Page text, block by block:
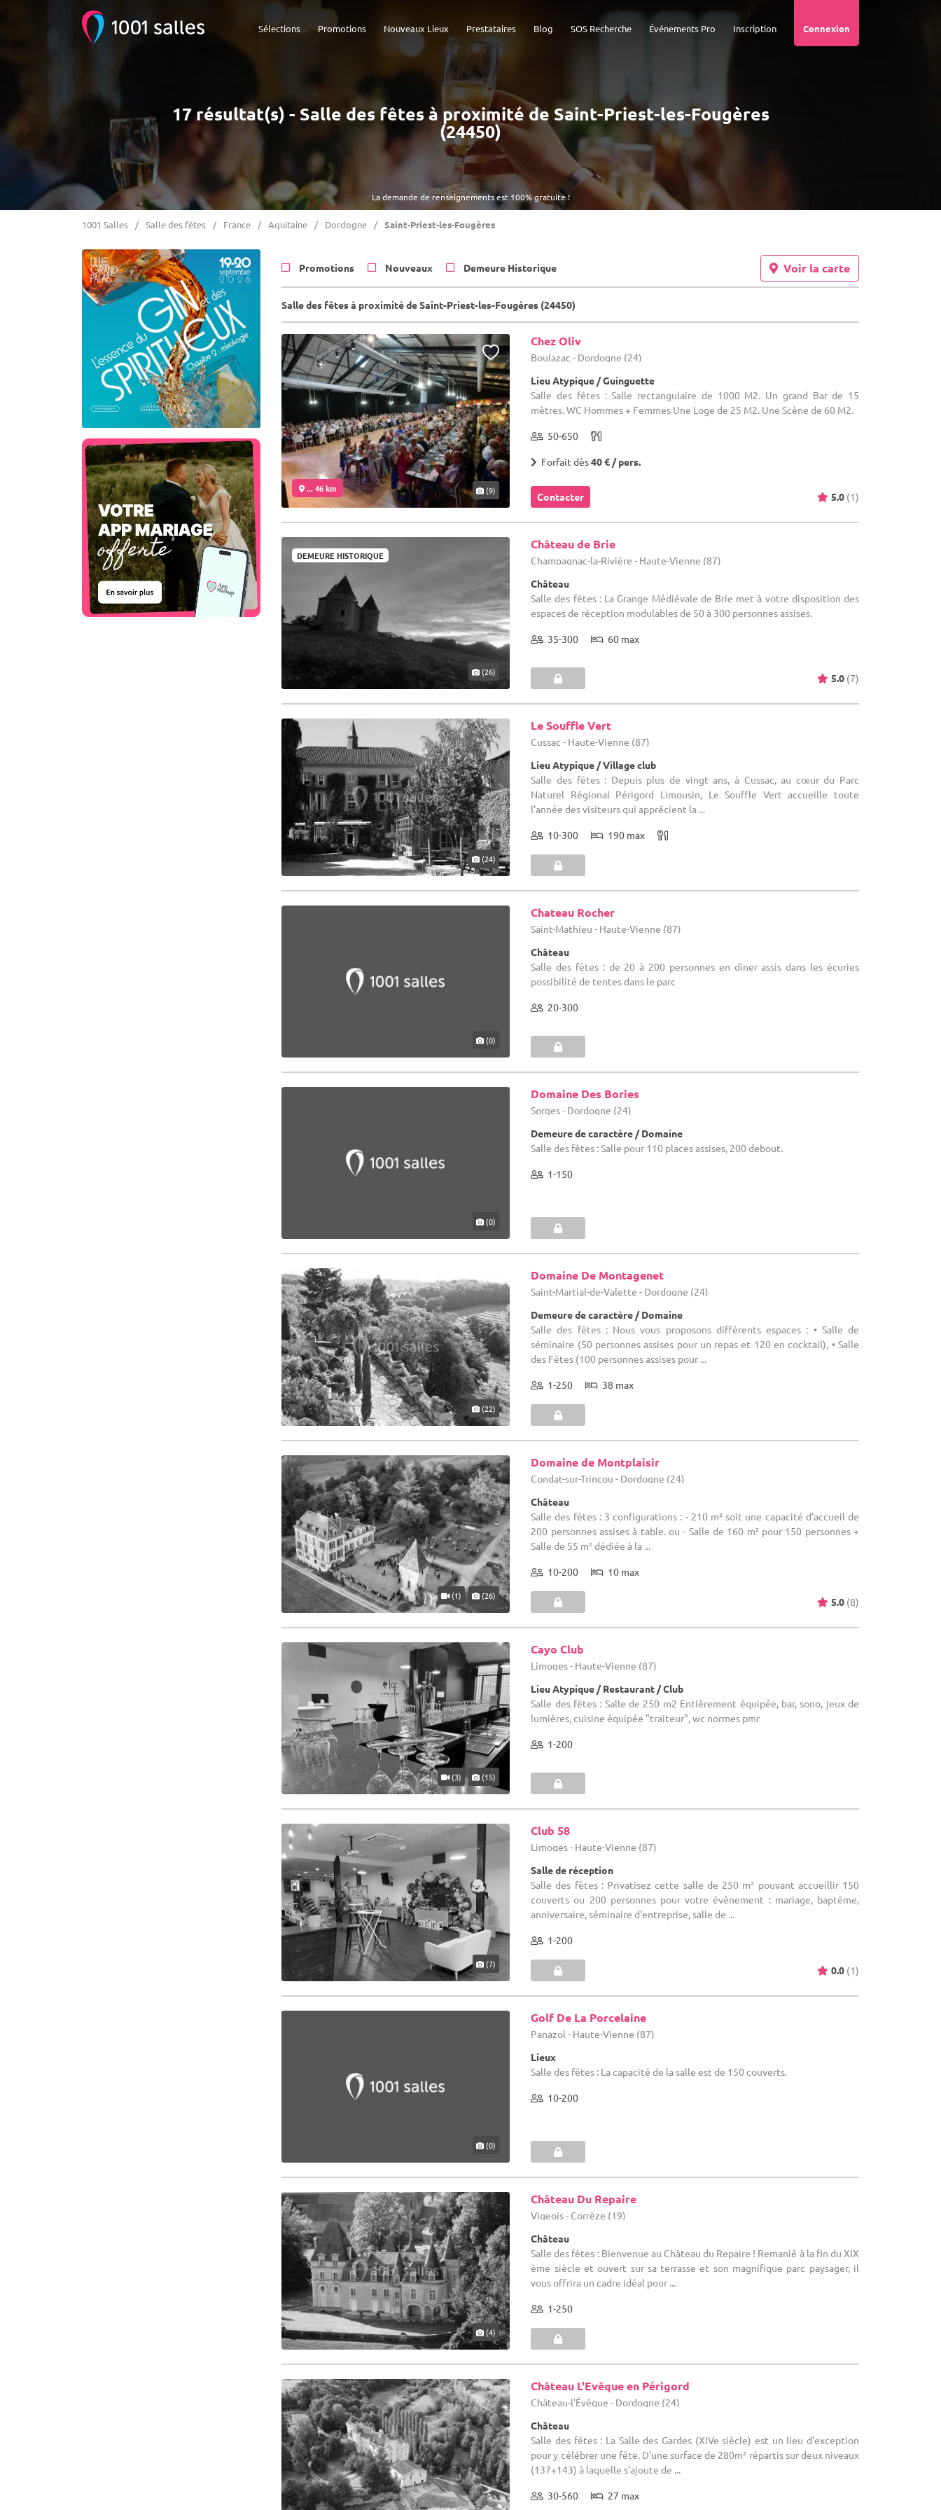
Connexion
Inscription
Événements Pro
SOS Recherche
Blog
Prestataires
Nouveaux Lieux
Promotions
Sélections
La demande de renseignements est 100% gratuite !
17 résultat(s) - Salle des fêtes à proximité de Saint-Priest-les-Fougères
(24450)
1001 Salles Salle des fêtes France Aquitaine Dordogne Saint-Priest-les-Fougères
Promotions Nouveaux Demeure Historique Voir la carte
Salle des fêtes à proximité de Saint-Priest-les-Fougères (24450)
... 46 km (9)
Chez Oliv
Boulazac - Dordogne (24)
Lieu Atypique / Guinguette
Salle des fêtes : Salle rectangulaire de 1000 M2. Un grand Bar de 15
mètres. WC Hommes + Femmes Une Loge de 25 M2. Une Scène de 60 M2.
50-650
Forfait dès40 € / pers.
Contacter 5.0 (1)
DEMEURE HISTORIQUE
(26)
Château de Brie
Champagnac-la-Rivière - Haute-Vienne (87)
Château
Salle des fêtes : La Grange Médiévale de Brie met à votre disposition des
espaces de réception modulables de 50 à 300 personnes assises.
35-300 60 max
5.0 (7)
(24)
Le Souffle Vert
Cussac - Haute-Vienne (87)
Lieu Atypique / Village club
Salle des fêtes : Depuis plus de vingt ans, à Cussac, au cœur du Parc
Naturel Régional Périgord Limousin, Le Souffle Vert accueille toute
l’année des visiteurs qui apprécient la ...
10-300 190 max
(0)
Chateau Rocher
Saint-Mathieu - Haute-Vienne (87)
Château
Salle des fêtes : de 20 à 200 personnes en dîner assis dans les écuries
possibilité de tentes dans le parc
20-300
(0)
Domaine Des Bories
Sorges - Dordogne (24)
Demeure de caractère / Domaine
Salle des fêtes : Salle pour 110 places assises, 200 debout.
1-150
(22)
Domaine De Montagenet
Saint-Martial-de-Valette - Dordogne (24)
Demeure de caractère / Domaine
Salle des fêtes : Nous vous proposons différents espaces : • Salle de
séminaire (50 personnes assises pour un repas et 120 en cocktail), • Salle
des Fêtes (100 personnes assises pour ...
1-250 38 max
(1) (26)
Domaine de Montplaisir
Condat-sur-Trincou - Dordogne (24)
Château
Salle des fêtes : 3 configurations : - 210 m² soit une capacité d'accueil de
200 personnes assises à table. ou - Salle de 160 m² pour 150 personnes +
Salle de 55 m² dédiée à la ...
10-200 10 max
5.0 (8)
(3) (15)
Cayo Club
Limoges - Haute-Vienne (87)
Lieu Atypique / Restaurant / Club
Salle des fêtes : Salle de 250 m2 Entièrement équipée, bar, sono, jeux de
lumières, cuisine équipée "traiteur", wc normes pmr
1-200
(7)
Club 58
Limoges - Haute-Vienne (87)
Salle de réception
Salle des fêtes : Privatisez cette salle de 250 m² pouvant accueillir 150
couverts ou 200 personnes pour votre évènement : mariage, baptême,
anniversaire, séminaire d'entreprise, salle de ...
1-200
0.0 (1)
(0)
Golf De La Porcelaine
Panazol - Haute-Vienne (87)
Lieux
Salle des fêtes : La capacité de la salle est de 150 couverts.
10-200
(4)
Château Du Repaire
Vigeois - Corrèze (19)
Château
Salle des fêtes : Bienvenue au Château du Repaire ! Remanié à la fin du XIX
ème siècle et ouvert sur sa terrasse et son magnifique parc paysager, il
vous offrira un cadre idéal pour ...
1-250
Château L'Evêque en Périgord
Château-l'Évêque - Dordogne (24)
Château
Salle des fêtes : La Salle des Gardes (XIVe siècle) est un lieu d'exception
pour y célébrer une fête. D'une surface de 280m² répartis sur deux niveaux
(137+143) à laquelle s'ajoute de ...
30-560 27 max